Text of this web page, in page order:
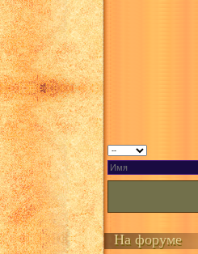
На форуме